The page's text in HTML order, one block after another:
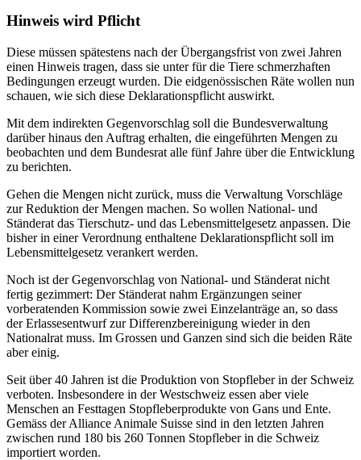
Hinweis wird Pflicht
Diese müssen spätestens nach der Übergangsfrist von zwei Jahren
einen Hinweis tragen, dass sie unter für die Tiere schmerzhaften
Bedingungen erzeugt wurden. Die eidgenössischen Räte wollen nun
schauen, wie sich diese Deklarationspflicht auswirkt.
Mit dem indirekten Gegenvorschlag soll die Bundesverwaltung
darüber hinaus den Auftrag erhalten, die eingeführten Mengen zu
beobachten und dem Bundesrat alle fünf Jahre über die Entwicklung
zu berichten.
Gehen die Mengen nicht zurück, muss die Verwaltung Vorschläge
zur Reduktion der Mengen machen. So wollen National- und
Ständerat das Tierschutz- und das Lebensmittelgesetz anpassen. Die
bisher in einer Verordnung enthaltene Deklarationspflicht soll im
Lebensmittelgesetz verankert werden.
Noch ist der Gegenvorschlag von National- und Ständerat nicht
fertig gezimmert: Der Ständerat nahm Ergänzungen seiner
vorberatenden Kommission sowie zwei Einzelanträge an, so dass
der Erlassesentwurf zur Differenzbereinigung wieder in den
Nationalrat muss. Im Grossen und Ganzen sind sich die beiden Räte
aber einig.
Seit über 40 Jahren ist die Produktion von Stopfleber in der Schweiz
verboten. Insbesondere in der Westschweiz essen aber viele
Menschen an Festtagen Stopfleberprodukte von Gans und Ente.
Gemäss der Alliance Animale Suisse sind in den letzten Jahren
zwischen rund 180 bis 260 Tonnen Stopfleber in die Schweiz
importiert worden.